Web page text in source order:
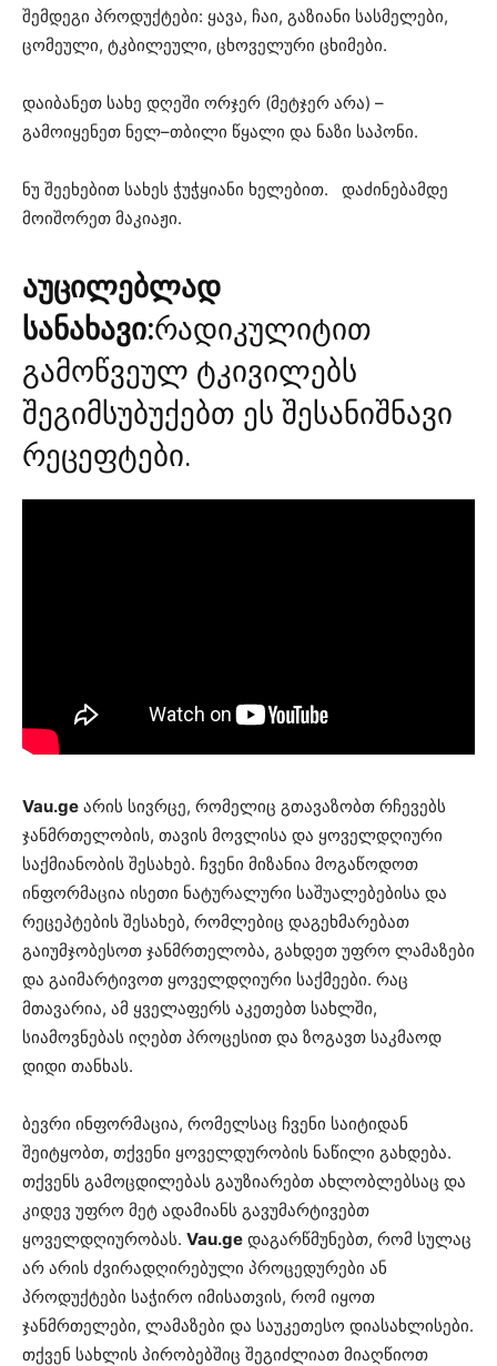
შემდეგი პროდუქტები: ყავა, ჩაი, გაზიანი სასმელები,
ცომეული, ტკბილეული, ცხოველური ცხიმები.
დაიბანეთ სახე დღეში ორჯერ (მეტჯერ არა) –
გამოიყენეთ ნელ–თბილი წყალი და ნაზი საპონი.
ნუ შეეხებით სახეს ჭუჭყიანი ხელებით. დაძინებამდე
მოიშორეთ მაკიაჟი.
აუცილებლად
სანახავი:რადიკულიტით
გამოწვეულ ტკივილებს
შეგიმსუბუქებთ ეს შესანიშნავი
რეცეფტები.
Vau.ge არის სივრცე, რომელიც გთავაზობთ რჩევებს
ჯანმრთელობის, თავის მოვლისა და ყოველდღიური
საქმიანობის შესახებ. ჩვენი მიზანია მოგაწოდოთ
ინფორმაცია ისეთი ნატურალური საშუალებებისა და
რეცეპტების შესახებ, რომლებიც დაგეხმარებათ
გაიუმჯობესოთ ჯანმრთელობა, გახდეთ უფრო ლამაზები
და გაიმარტივოთ ყოველდღიური საქმეები. რაც
მთავარია, ამ ყველაფერს აკეთებთ სახლში,
სიამოვნებას იღებთ პროცესით და ზოგავთ საკმაოდ
დიდი თანხას.
ბევრი ინფორმაცია, რომელსაც ჩვენი საიტიდან
შეიტყობთ, თქვენი ყოველდურობის ნაწილი გახდება.
თქვენს გამოცდილებას გაუზიარებთ ახლობლებსაც და
კიდევ უფრო მეტ ადამიანს გავუმარტივებთ
ყოველდღიურობას. Vau.ge დაგარწმუნებთ, რომ სულაც
არ არის ძვირადღირებული პროცედურები ან
პროდუქტები საჭირო იმისათვის, რომ იყოთ
ჯანმრთელები, ლამაზები და საუკეთესო დიასახლისები.
თქვენ სახლის პირობებშიც შეგიძლიათ მიაღწიოთ